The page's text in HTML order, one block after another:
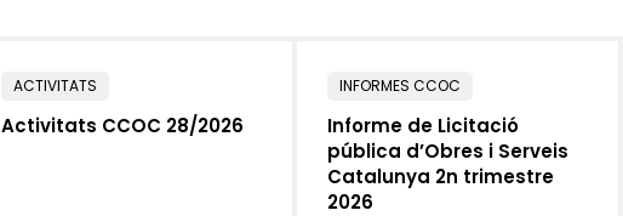
ACTIVITATS
Activitats CCOC 28/2026
INFORMES CCOC
Informe de Licitació
pública d’Obres i Serveis
Catalunya 2n trimestre
2026